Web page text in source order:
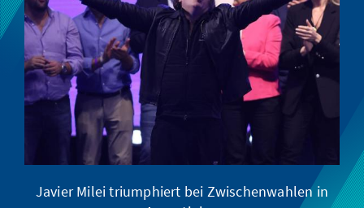
Javier Milei triumphiert bei Zwischenwahlen in